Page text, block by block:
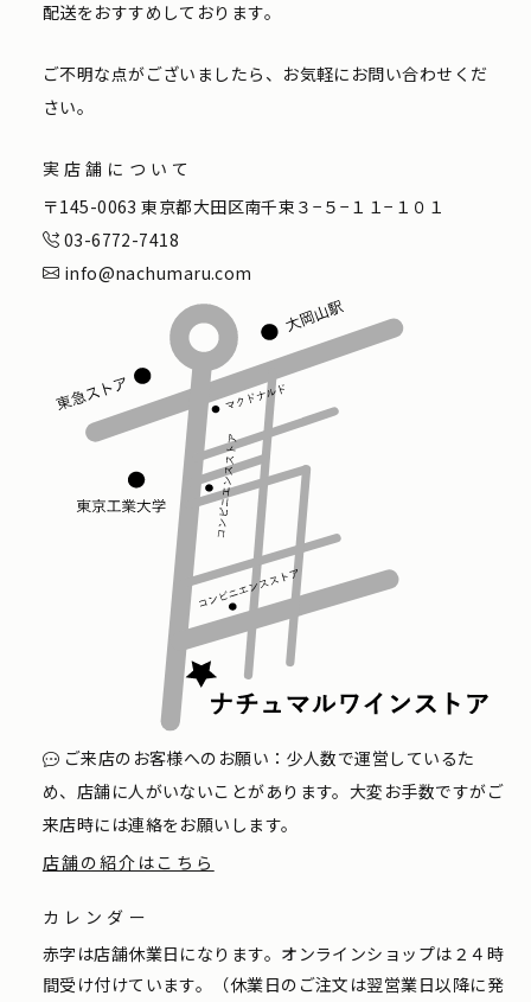
配送をおすすめしております。
ご不明な点がございましたら、お気軽にお問い合わせくだ
さい。
実店舗について
〒145-0063 東京都大田区南千束３−５−１１−１０１
03-6772-7418
info@nachumaru.com
ご来店のお客様へのお願い：少人数で運営しているた
め、店舗に人がいないことがあります。大変お手数ですがご
来店時には連絡をお願いします。
店舗の紹介はこちら
カレンダー
赤字は店舗休業日になります。オンラインショップは２４時
間受け付けています。（休業日のご注文は翌営業日以降に発